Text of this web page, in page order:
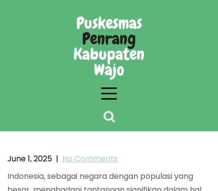
Puskesmas
Penrang
Kabupaten
Wajo
Ibu Dan Anak (Kia)
June 1, 2025 | No Comments
Indonesia, sebagai negara dengan populasi yang